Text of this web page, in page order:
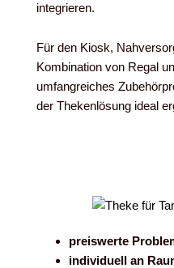
integrieren.
Für den Kiosk,
Kombination von Regal
umfangreiches
der Thekenlösung ideal
preiswerte
individuell an